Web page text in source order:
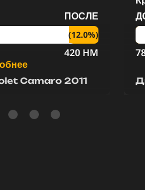
Camaro 2011
ПОСЛЕ
(12.0%)
420 HM